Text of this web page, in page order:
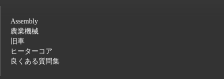
Assembly
農業機械
旧車
ヒーターコア
良くある質問集